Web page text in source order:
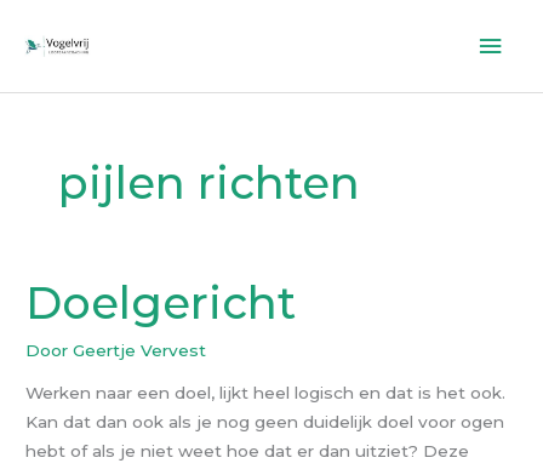
naar
pijlen richten
Doelgericht
DoorGeertje Vervest
Werken naar een doel, lijkt heel logisch en dat is het ook.
Kan dat dan ook als je nog geen duidelijk doel voor ogen
hebt of als je niet weet hoe dat er dan uitziet? Deze
Doelgericht